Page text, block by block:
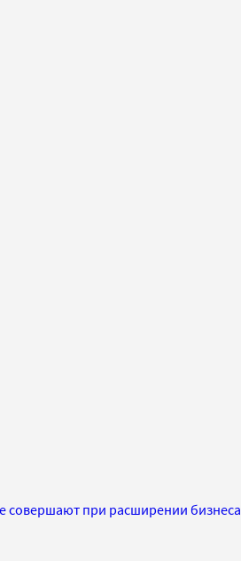
совершают при расширении бизнеса